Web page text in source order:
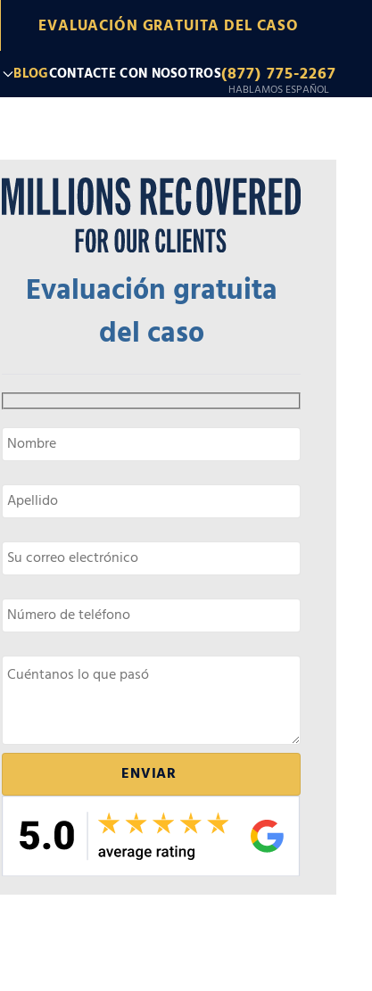
EVALUACIÓN GRATUITA DEL CASO
BLOGCONTACTE CON NOSOTROS(877) 775-2267
HABLAMOS ESPAÑOL
Evaluación gratuita
del caso